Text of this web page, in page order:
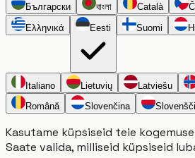
Български
বাংলা Català
Ελληνικά
Eesti Suomi
Italiano Lietuvių Latviešu
Română
Slovenčina
Kasutame küpsiseid teie
Saate valida, milliseid küpsiseid